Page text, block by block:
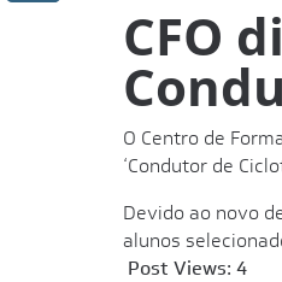
CFO
O Centro de
‘Condutor de
Devido ao novo
alunos
Post Views: 4